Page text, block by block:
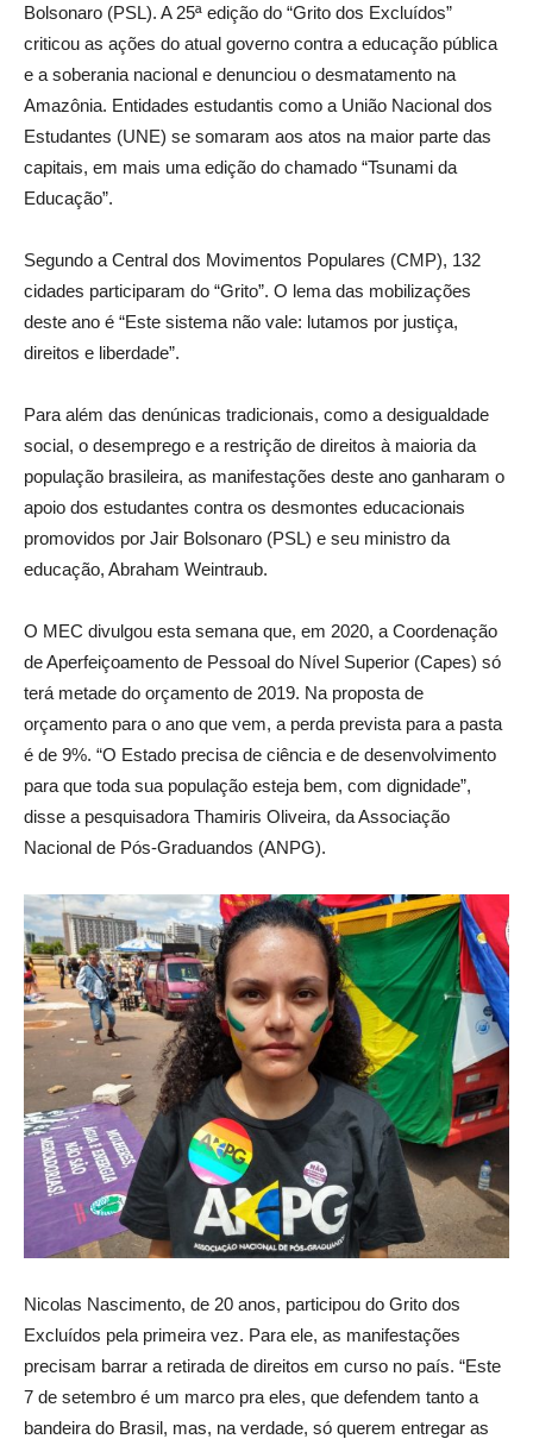
Bolsonaro (PSL). A 25ª edição do “Grito dos Excluídos”
criticou as ações do atual governo contra a educação pública
e a soberania nacional e denunciou o desmatamento na
Amazônia. Entidades estudantis como a União Nacional dos
Estudantes (UNE) se somaram aos atos na maior parte das
capitais, em mais uma edição do chamado “Tsunami da
Educação”.
Segundo a Central dos Movimentos Populares (CMP), 132
cidades participaram do “Grito”. O lema das mobilizações
deste ano é “Este sistema não vale: lutamos por justiça,
direitos e liberdade”.
Para além das denúnicas tradicionais, como a desigualdade
social, o desemprego e a restrição de direitos à maioria da
população brasileira, as manifestações deste ano ganharam o
apoio dos estudantes contra os desmontes educacionais
promovidos por Jair Bolsonaro (PSL) e seu ministro da
educação, Abraham Weintraub.
O MEC divulgou esta semana que, em 2020, a Coordenação
de Aperfeiçoamento de Pessoal do Nível Superior (Capes) só
terá metade do orçamento de 2019. Na proposta de
orçamento para o ano que vem, a perda prevista para a pasta
é de 9%. “O Estado precisa de ciência e de desenvolvimento
para que toda sua população esteja bem, com dignidade”,
disse a pesquisadora Thamiris Oliveira, da Associação
Nacional de Pós-Graduandos (ANPG).
Nicolas Nascimento, de 20 anos, participou do Grito dos
Excluídos pela primeira vez. Para ele, as manifestações
precisam barrar a retirada de direitos em curso no país. “Este
7 de setembro é um marco pra eles, que defendem tanto a
bandeira do Brasil, mas, na verdade, só querem entregar as